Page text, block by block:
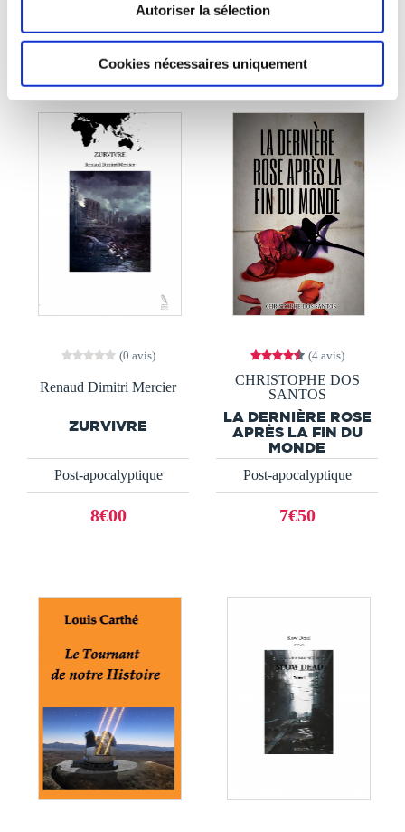
Autoriser la sélection
Cookies nécessaires uniquement
21€00 6€00
(0 avis)
Renaud Dimitri Mercier
ZURVIVRE
Post-apocalyptique
8€00
(4 avis)
CHRISTOPHE DOS
SANTOS
LA DERNIÈRE ROSE
APRÈS LA FIN DU
MONDE
Post-apocalyptique
7€50